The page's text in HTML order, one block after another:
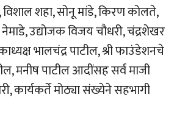
विशाल शहा, सोनू मांडे, किरण कोलते,
उद्योजक विजय चौधरी, चंद्रशेखर
भालचंद्र पाटील, श्री फाउंडेशनचे
मनीष पाटील आदींसह सर्व माजी
कार्यकर्ते मोठ्या संख्येने सहभागी